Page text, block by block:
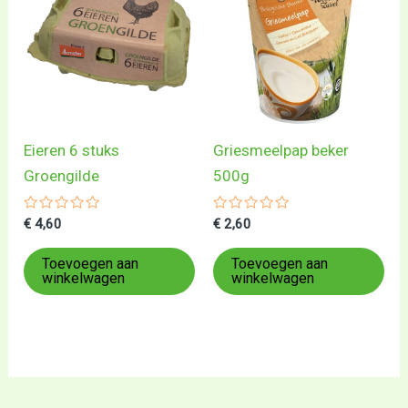
Eieren 6 stuks
Groengilde
Gewaardeerd
uit
5
€ 4,60
Toevoegen aan
winkelwagen
Griesmeelpap beker
500g
Gewaardeerd
uit
5
€ 2,60
Toevoegen aan
winkelwagen